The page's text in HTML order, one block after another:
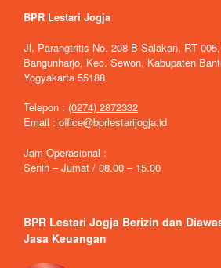
BPR Lestari Jogja
Jl. Parangtritis No. 208 B Salakan, RT
Bangunharjo, Kec. Sewon, Kabupaten
Yogyakarta 55188
Telepon : (0274) 2872332
Email : office@bprlestarijogja.id
Jam Operasional :
Senin – Jumat / 08.00 – 15.00
BPR Lestari Jogja Berizin dan
Jasa Keuangan